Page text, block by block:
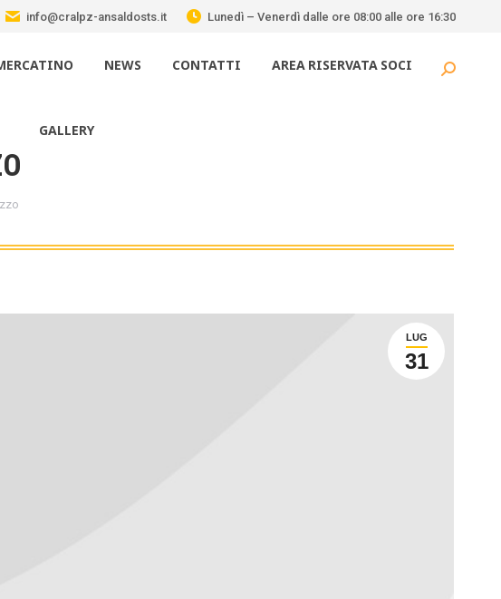
info@cralpz-ansaldosts.it Lunedì – Venerdì dalle ore 08:00 alle ore 16:30
NEWS CONTATTI AREA RISERVATA SOCI
GALLERY
Cerca:
LUG
31